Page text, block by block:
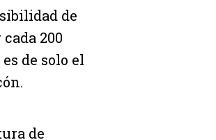
de
200
de solo el
de